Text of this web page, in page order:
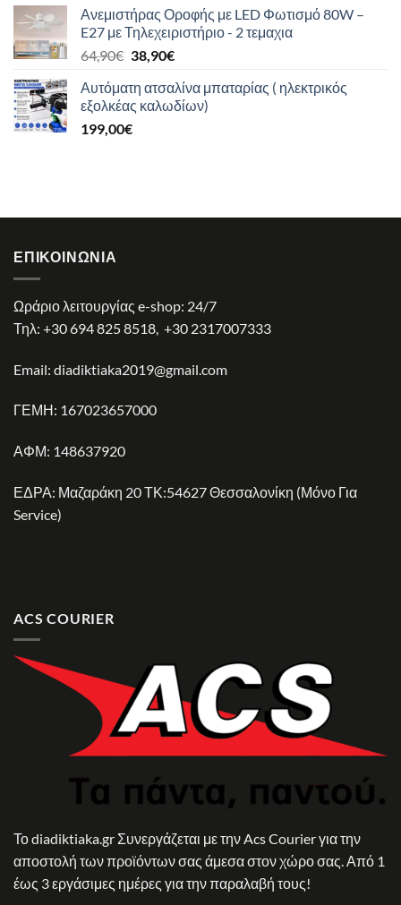
Ανεμιστήρας Οροφής με LED Φωτισμό 80W –
E27 με Τηλεχειριστήριο - 2 τεμαχια
64,90€ Original
was:
64,90€.
38,90€Η
τιμή
είναι:
Αυτόματη ατσαλίνα μπαταρίας ( ηλεκτρικός
εξολκέας καλωδίων)
199,00€
ΕΠΙΚΟΙΝΩΝΊΑ
Ωράριο λειτουργίας e-shop: 24/7
Τηλ: +30 694 825 8518, +30 2317007333
Email: diadiktiaka2019@gmail.com
ΓΕΜΗ: 167023657000
ΑΦΜ: 148637920
ΕΔΡΑ: Μαζαράκη 20 ΤΚ:54627 Θεσσαλονίκη (Μόνο Για
Service)
ACS COURIER
Το diadiktiaka.gr Συνεργάζεται με την Acs Courier για την
αποστολή των προϊόντων σας άμεσα στον χώρο σας. Από 1
έως 3 εργάσιμες ημέρες για την παραλαβή τους!